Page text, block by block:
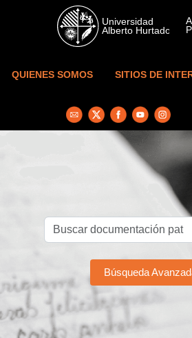
Skip to main content
QUIENES SOMOS SITIOS DE
Búsqueda